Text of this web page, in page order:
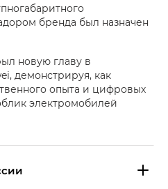
бренда был назначен
новую главу в
демонстрируя, как
опыта и цифровых
электромобилей